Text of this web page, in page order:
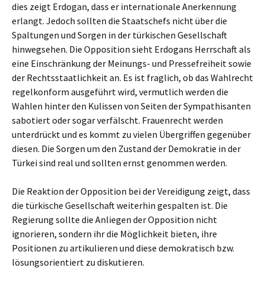
dies zeigt Erdogan, dass er internationale Anerkennung
erlangt. Jedoch sollten die Staatschefs nicht über die
Spaltungen und Sorgen in der türkischen Gesellschaft
hinwegsehen. Die Opposition sieht Erdogans Herrschaft als
eine Einschränkung der Meinungs- und Pressefreiheit sowie
der Rechtsstaatlichkeit an. Es ist fraglich, ob das Wahlrecht
regelkonform ausgeführt wird, vermutlich werden die
Wahlen hinter den Kulissen von Seiten der Sympathisanten
sabotiert oder sogar verfälscht. Frauenrecht werden
unterdrückt und es kommt zu vielen Übergriffen gegenüber
diesen. Die Sorgen um den Zustand der Demokratie in der
Türkei sind real und sollten ernst genommen werden.
Die Reaktion der Opposition bei der Vereidigung zeigt, dass
die türkische Gesellschaft weiterhin gespalten ist. Die
Regierung sollte die Anliegen der Opposition nicht
ignorieren, sondern ihr die Möglichkeit bieten, ihre
Positionen zu artikulieren und diese demokratisch bzw.
lösungsorientiert zu diskutieren.